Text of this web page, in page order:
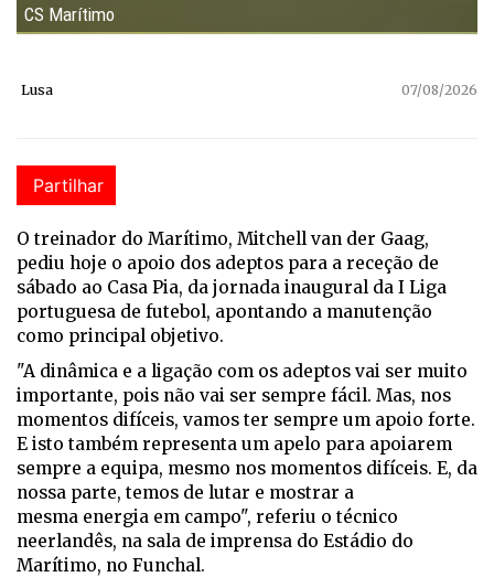
CS Marítimo
Lusa 07/08/2026
Partilhar
O treinador do Marítimo, Mitchell van der Gaag,
pediu hoje o apoio dos adeptos para a receção de
sábado ao Casa Pia, da jornada inaugural da I Liga
portuguesa de futebol, apontando a manutenção
como principal objetivo.
"A dinâmica e a ligação com os adeptos vai ser muito
importante, pois não vai ser sempre fácil. Mas, nos
momentos difíceis, vamos ter sempre um apoio forte.
E isto também representa um apelo para apoiarem
sempre a equipa, mesmo nos momentos difíceis. E, da
nossa parte, temos de lutar e mostrar a
mesma energia em campo", referiu o técnico
neerlandês, na sala de imprensa do Estádio do
Marítimo, no Funchal.